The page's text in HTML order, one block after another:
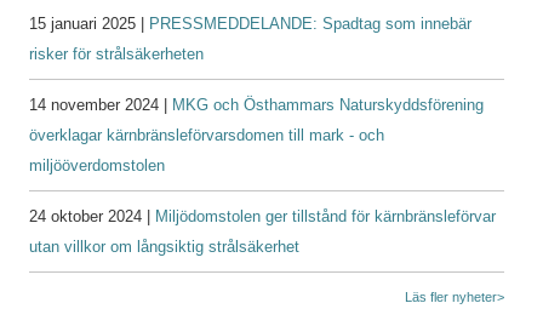
15 januari 2025 |
PRESSMEDDELANDE: Spadtag som innebär
risker för strålsäkerheten
14 november 2024 |
MKG och Östhammars Naturskyddsförening
överklagar kärnbränsleförvarsdomen till mark - och
miljööverdomstolen
24 oktober 2024 |
Miljödomstolen ger tillstånd för kärnbränsleförvar
utan villkor om långsiktig strålsäkerhet
Läs fler nyheter>